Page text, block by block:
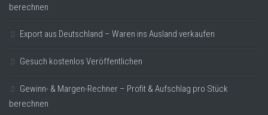
berechnen
Export aus Deutschland – Waren ins Ausland verkaufen
Gesuch kostenlos Veröffentlichen
Gewinn- & Margen-Rechner – Profit & Aufschlag pro Stück
berechnen